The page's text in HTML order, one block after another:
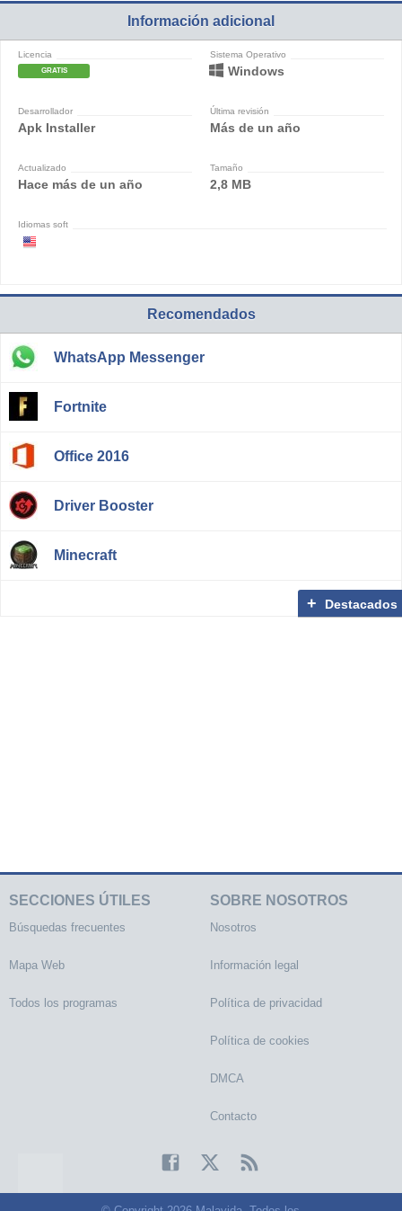
Información adicional
Licencia
GRATIS
Sistema Operativo
Windows
Desarrollador
Apk Installer
Última revisión
Más de un año
Actualizado
Hace más de un año
Tamaño
2,8 MB
Idiomas soft
Recomendados
WhatsApp Messenger
Fortnite
Office 2016
Driver Booster
Minecraft
Destacados
SECCIONES ÚTILES
Búsquedas frecuentes
Mapa Web
Todos los programas
SOBRE NOSOTROS
Nosotros
Información legal
Política de privacidad
Política de cookies
DMCA
Contacto